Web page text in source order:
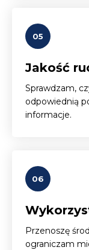
05
Jakość
Sprawdzam,
odpowiednią
informacje.
06
Przenoszę
ograniczam